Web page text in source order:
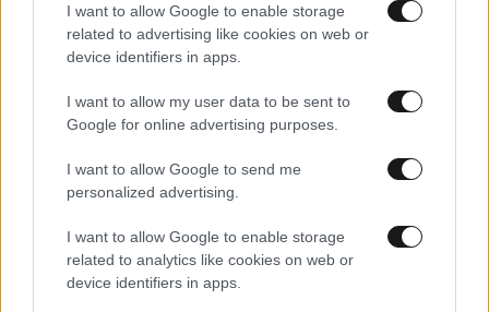
I want to allow Google to enable storage
related to advertising like cookies on web or
device identifiers in apps.
I want to allow my user data to be sent to
Google for online advertising purposes.
I want to allow Google to send me
personalized advertising.
I want to allow Google to enable storage
related to analytics like cookies on web or
device identifiers in apps.